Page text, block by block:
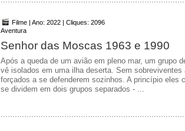
Filme | Ano: 2022 | Cliques: 2096
Aventura
Senhor das Moscas 1963 e 1990
Após a queda de um avião em pleno mar, um grupo
vê isolados em uma ilha deserta. Sem
forçados a se defenderem sozinhos. A princípio eles
se dividem em dois grupos separados - ...